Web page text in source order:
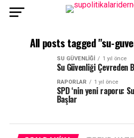
All posts tagged "su-
SU GÜVENLIĞI 1 yıl önce
Su Güvenliği Çevreden
RAPORLAR 1 yıl önce
SPD ‘nin yeni raporu:
Başlar